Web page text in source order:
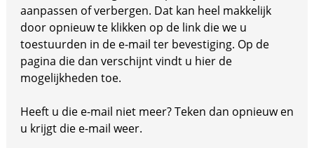
aanpassen of verbergen. Dat kan heel makkelijk
door opnieuw te klikken op de link die we u
toestuurden in de e-mail ter bevestiging. Op de
pagina die dan verschijnt vindt u hier de
mogelijkheden toe.
Heeft u die e-mail niet meer? Teken dan opnieuw en
u krijgt die e-mail weer.